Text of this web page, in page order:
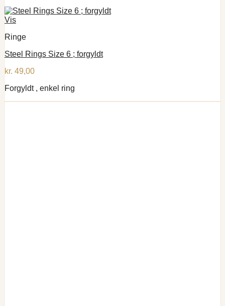
Vis
Ringe
Steel Rings Size 6 ; forgyldt
kr. 49,00
Forgyldt , enkel ring